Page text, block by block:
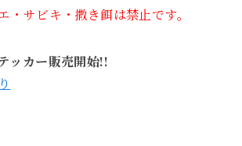
・サビキ・撒き餌は禁止です。
ッカー販売開始!!